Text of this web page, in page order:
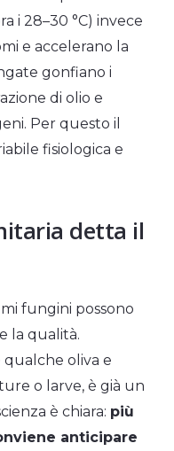
i 28–30 °C) invece
e accelerano la
gonfiano i
di olio e
Per questo il
fisiologica e
detta il
fungini possono
la qualità.
qualche oliva e
o larve, è già un
è chiara: più
anticipare